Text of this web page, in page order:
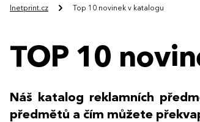
Inetprint.cz Top 10 novinek v katalogu
TOP 10
Náš katalog reklamních
předmětů a čím můžete